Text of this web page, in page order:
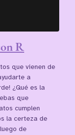
R
que vienen de
a
¿Qué es la
que
cumplen
la certeza de
de